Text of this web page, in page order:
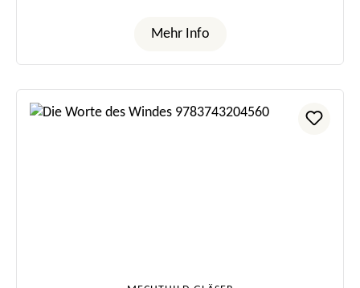
Mehr Info